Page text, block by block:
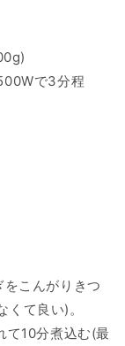
で3分程
こんがりきつ
て良い)。
て10分煮込む(最